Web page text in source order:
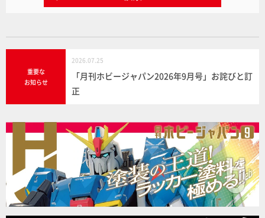
重要な
お知らせ
2026.07.25
「月刊ホビージャパン2026年9月号」お詫びと訂
正